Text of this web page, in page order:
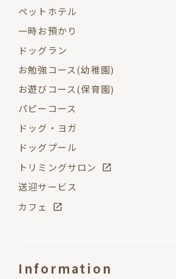
ペットホテル
一時お預かり
ドッグラン
お勉強コース(幼稚園)
お遊びコース(保育園)
パピーコース
ドッグ・ヨガ
ドッグプール
トリミングサロン
送迎サービス
カフェ
Information